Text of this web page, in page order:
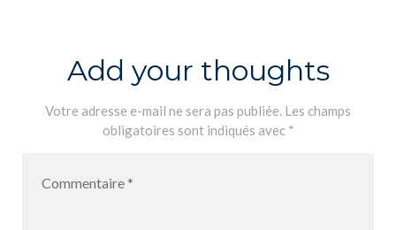
Add your thoughts
Votre adresse e-mail ne sera pas publiée. Les champs
obligatoires sont indiqués avec *